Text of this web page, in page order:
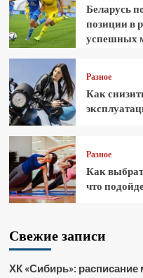
Беларусь
позиции в
успешных
Разное
Как
Разное
Как
что
Свежие записи
ХК «Сибирь»: расписание